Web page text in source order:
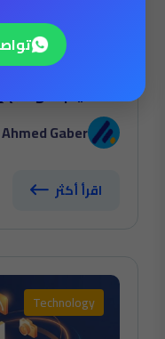
تصميم موقع
Ahmed Gaber
اقرأ أكثر
Technology